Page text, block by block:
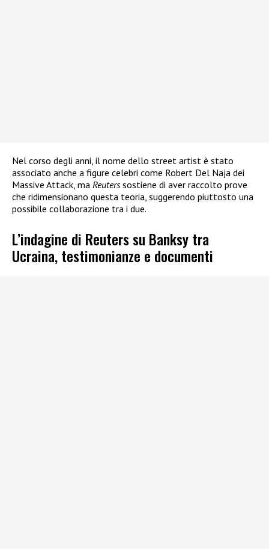
Nel corso degli anni, il nome dello street artist è stato
associato anche a figure celebri come Robert Del Naja dei
Massive Attack, ma Reuterssostiene di aver raccolto prove
che ridimensionano questa teoria, suggerendo piuttosto una
possibile collaborazione tra i due.
L’indagine di Reuters su Banksy tra
Ucraina, testimonianze e documenti